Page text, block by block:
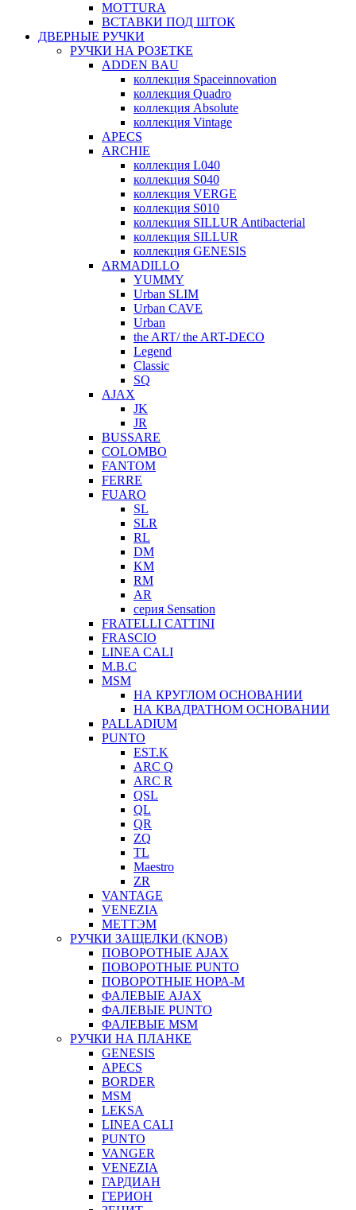
MOTTURA
ВСТАВКИ ПОД ШТОК
ДВЕРНЫЕ РУЧКИ
РУЧКИ НА РОЗЕТКЕ
ADDEN BAU
коллекция Spaceinnovation
коллекция Quadro
коллекция Absolute
коллекция Vintage
APECS
ARCHIE
коллекция L040
коллекция S040
коллекция VERGE
коллекция S010
коллекция SILLUR Antibacterial
коллекция SILLUR
коллекция GENESIS
ARMADILLO
YUMMY
Urban SLIM
Urban CAVE
Urban
the ART/ the ART-DECO
Legend
Classic
SQ
AJAX
JK
JR
BUSSARE
COLOMBO
FANTOM
FERRE
FUARO
SL
SLR
RL
DM
KM
RM
AR
серия Sensation
FRATELLI CATTINI
FRASCIO
LINEA CALI
M.B.C
MSM
НА КРУГЛОМ ОСНОВАНИИ
НА КВАДРАТНОМ ОСНОВАНИИ
PALLADIUM
PUNTO
EST.K
ARC Q
ARC R
QSL
QL
QR
ZQ
TL
Maestro
ZR
VANTAGE
VENEZIA
МЕТТЭМ
РУЧКИ ЗАЩЕЛКИ (KNOB)
ПОВОРОТНЫЕ AJAX
ПОВОРОТНЫЕ PUNTO
ПОВОРОТНЫЕ НОРА-М
ФАЛЕВЫЕ AJAX
ФАЛЕВЫЕ PUNTO
ФАЛЕВЫЕ MSM
РУЧКИ НА ПЛАНКЕ
GENESIS
APECS
BORDER
MSM
LEKSA
LINEA CALI
PUNTO
VANGER
VENEZIA
ГАРДИАН
ГЕРИОН